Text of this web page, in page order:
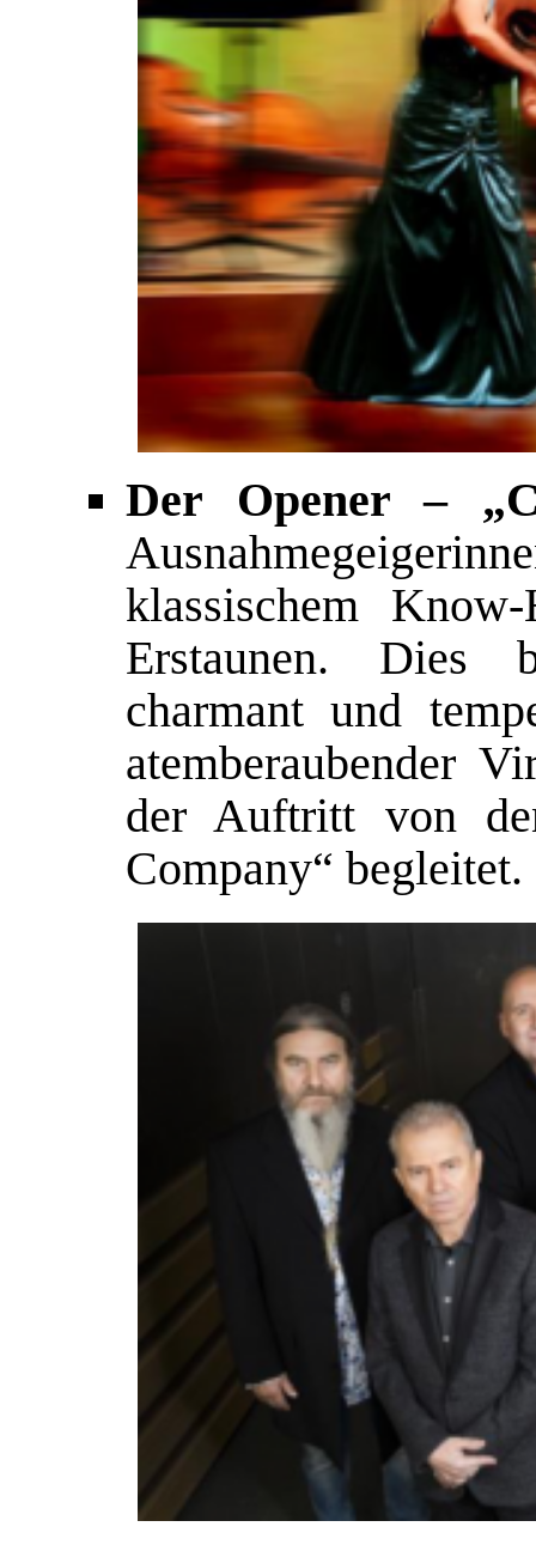
Der Opener –
klassischem
Erstaunen. Dies
charmant und
atemberaubender
der Auftritt von
Company“ begleitet.